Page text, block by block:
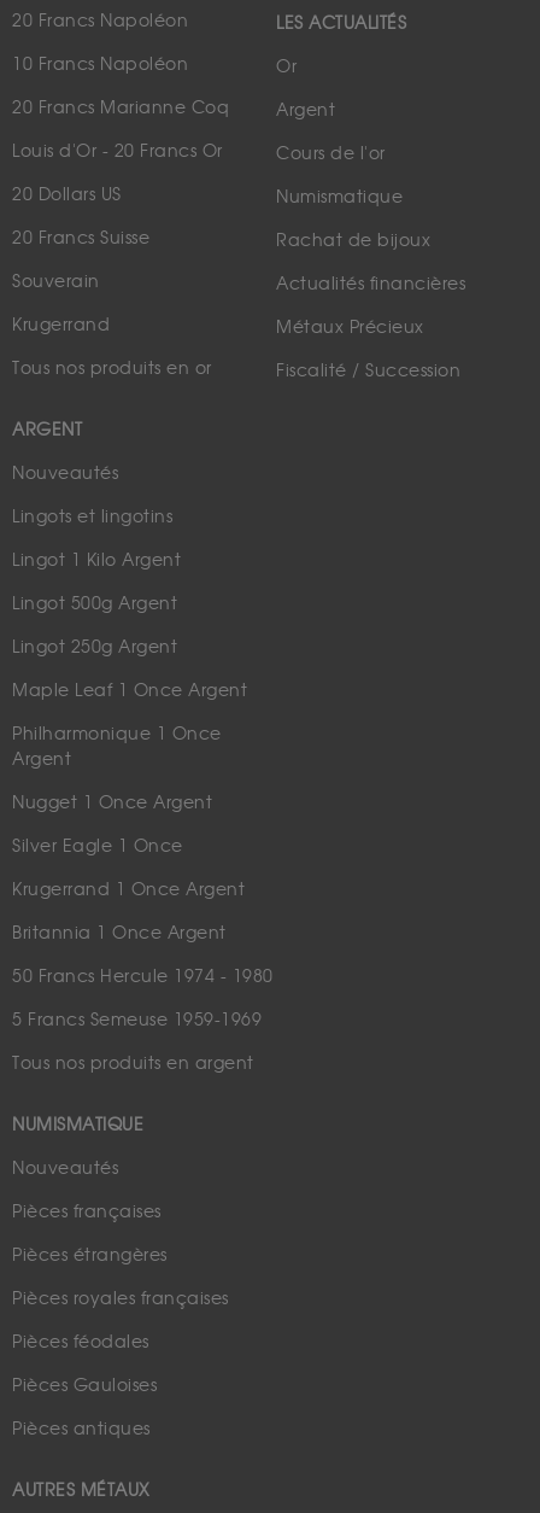
20 Francs Napoléon
10 Francs Napoléon
20 Francs Marianne Coq
Louis d'Or - 20 Francs Or
20 Dollars US
20 Francs Suisse
Souverain
Krugerrand
Tous nos produits en or
ARGENT
Nouveautés
Lingots et lingotins
Lingot 1 Kilo Argent
Lingot 500g Argent
Lingot 250g Argent
Maple Leaf 1 Once Argent
Philharmonique 1 Once
Argent
Nugget 1 Once Argent
Silver Eagle 1 Once
Krugerrand 1 Once Argent
Britannia 1 Once Argent
50 Francs Hercule 1974 - 1980
5 Francs Semeuse 1959-1969
Tous nos produits en argent
NUMISMATIQUE
Nouveautés
Pièces françaises
Pièces étrangères
Pièces royales françaises
Pièces féodales
Pièces Gauloises
Pièces antiques
AUTRES MÉTAUX
LES ACTUALITÉS
Or
Argent
Cours de l'or
Numismatique
Rachat de bijoux
Actualités financières
Métaux Précieux
Fiscalité / Succession